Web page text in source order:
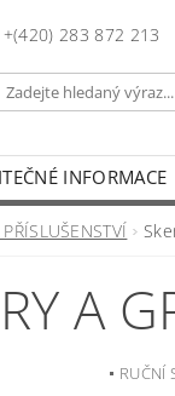
+(420) 283 872 213
INFORMACE
A
RUČNÍ